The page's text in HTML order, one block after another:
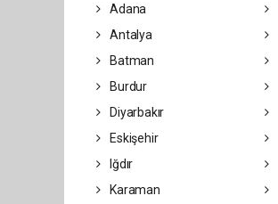
Adana
Antalya
Batman
Burdur
Diyarbakır
Eskişehir
Iğdır
Karaman